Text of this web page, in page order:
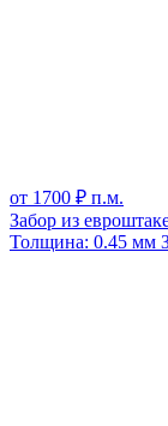
от 1700 ₽ п.м.
Забор из
Толщина: 0.45 мм